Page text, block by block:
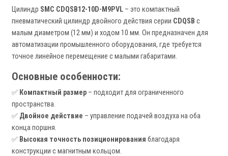
Цилиндр SMC CDQSB12-10D-M9PVL – это компактный
пневматический цилиндр двойного действия серии CDQSB с
малым диаметром (12 мм) и ходом 10 мм. Он предназначен для
автоматизации промышленного оборудования, где требуется
точное линейное перемещение с малыми габаритами.
Основные особенности:
✅ Компактный размер – подходит для ограниченного
пространства.
✅ Двойное действие – управление подачей воздуха на оба
конца поршня.
✅ Высокая точность позиционирования благодаря
конструкции с магнитным кольцом.